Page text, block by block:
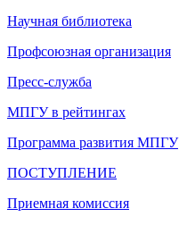
Научная библиотека
Профсоюзная организация
Пресс-служба
МПГУ в рейтингах
Программа развития МПГУ
ПОСТУПЛЕНИЕ
Приемная комиссия